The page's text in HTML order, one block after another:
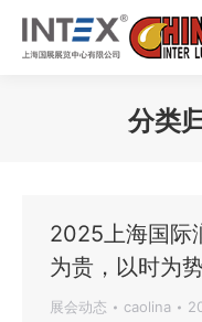
分类
2025上海国际
为贵，以时为
展会动态 caolina